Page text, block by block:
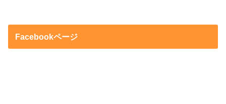
Facebookページ